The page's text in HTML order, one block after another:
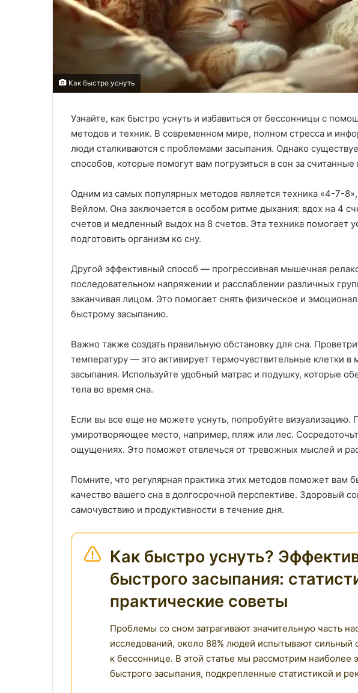
Как быстро уснуть
Узнайте, как быстро уснуть и избавиться от бессонницы с
методов и техник. В современном мире, полном стресса и
люди сталкиваются с проблемами засыпания. Однако
способов, которые помогут вам погрузиться в сон за
Одним из самых популярных методов является техника «4-7-
Вейлом. Она заключается в особом ритме дыхания: вдох на 4
счетов и медленный выдох на 8 счетов. Эта техника помогает
подготовить организм ко сну.
Другой эффективный способ — прогрессивная мышечная
последовательном напряжении и расслаблении различных
заканчивая лицом. Это помогает снять физическое и
быстрому засыпанию.
Важно также создать правильную обстановку для сна.
температуру — это активирует термочувствительные клетки
засыпания. Используйте удобный матрас и подушку, которые
тела во время сна.
Если вы все еще не можете уснуть, попробуйте визуализацию.
умиротворяющее место, например, пляж или лес.
ощущениях. Это поможет отвлечься от тревожных мыслей и
Помните, что регулярная практика этих методов поможет вам
качество вашего сна в долгосрочной перспективе. Здоровый
самочувствию и продуктивности в течение дня.
Как быстро уснуть?
быстрого засыпания:
практические советы
Проблемы со сном затрагивают значительную часть
исследований, около 88% людей испытывают сильный
к бессоннице. В этой статье мы рассмотрим
быстрого засыпания, подкрепленные статистикой и